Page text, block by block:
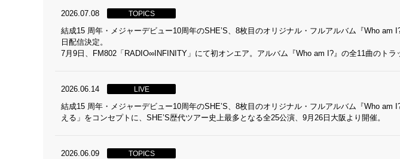
2026.07.08 TOPICS
結成15 周年・メジャーデビュー10周年のSHE’S、8枚目のオリジナル・フルアルバム『Who am
日配信決定。
7月9日、FM802「RADIO∞INFINITY」にて初オンエア。アルバム『Who am I?』の全11曲のトラ
2026.06.14 LIVE
結成15 周年・メジャーデビュー10周年のSHE’S、8枚目のオリジナル・フルアルバム『Who am
える」をコンセプトに、SHE’S歴代ツアー史上最多となる全25公演、9月26日大阪より開催。
2026.06.09 TOPICS